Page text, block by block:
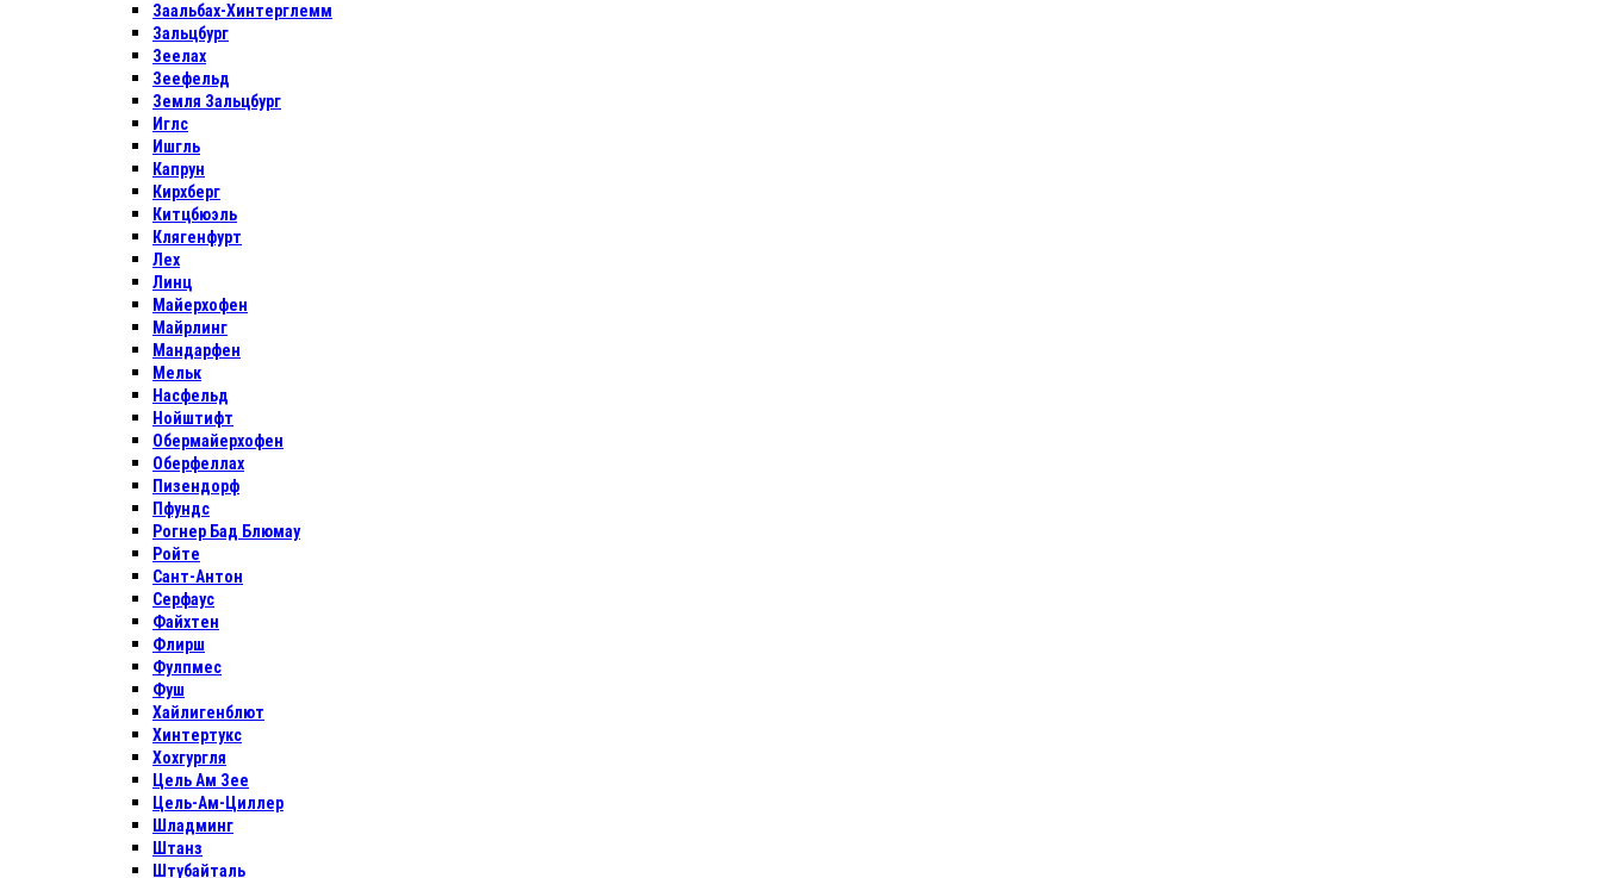
Заальбах-Хинтерглемм
Зальцбург
Зеелах
Зеефельд
Земля Зальцбург
Иглс
Ишгль
Капрун
Кирхберг
Китцбюэль
Клягенфурт
Лех
Линц
Майерхофен
Майрлинг
Мандарфен
Мельк
Насфельд
Нойштифт
Обермайерхофен
Оберфеллах
Пизендорф
Пфундс
Рогнер Бад Блюмау
Ройте
Сант-Антон
Серфаус
Файхтен
Флирш
Фулпмес
Фуш
Хайлигенблют
Хинтертукс
Хохгургля
Цель Ам Зее
Цель-Ам-Циллер
Шладминг
Штанз
Штубайталь